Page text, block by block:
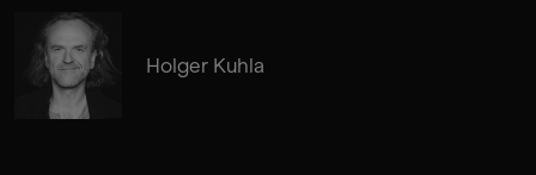
Holger Kuhla